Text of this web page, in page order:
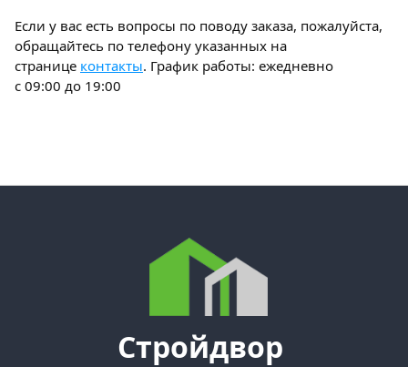
Если у вас есть вопросы по поводу заказа, пожалуйста,
обращайтесь по телефону указанных на
странице контакты. График работы: ежедневно
с 09:00 до 19:00
Стройдвор